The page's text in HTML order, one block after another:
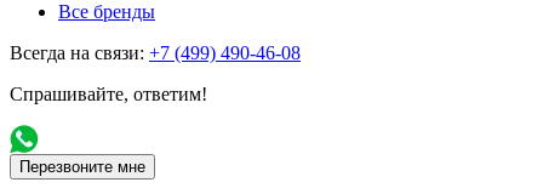
Все бренды
Всегда на связи: +7 (499) 490-46-08
Спрашивайте, ответим!
Перезвоните мне